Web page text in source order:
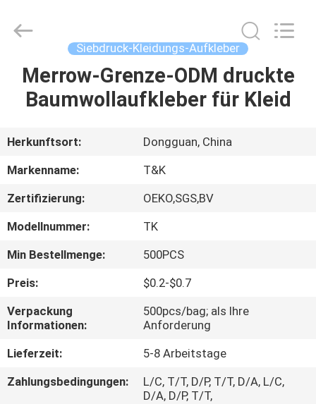
HAUS
ÜBER
UNS
FABRIK-
AUSFLUG
QUALITÄTSKONTROLLE
TRETEN
SIE
Accessories
Co.,Ltd.
Siebdruck-Kleidungs-Aufkleber
Merrow-Grenze-ODM druckte
Baumwollaufkleber für Kleid
Herkunftsort:
Dongguan, China
Markenname:
T&K
Zertifizierung:
OEKO,SGS,BV
Modellnummer:
TK
Min Bestellmenge:
500PCS
Preis:
$0.2-$0.7
Verpackung
Informationen:
500pcs/bag; als Ihre
Anforderung
Lieferzeit:
5-8 Arbeitstage
Zahlungsbedingungen:
L/C, T/T, D/P, T/T, D/A, L/C,
D/A, D/P, T/T,